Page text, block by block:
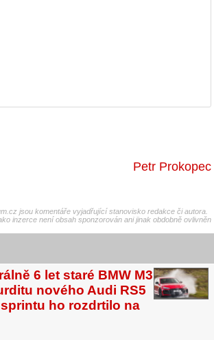
Petr Prokopec
jsou komentáře vyjadřující stanovisko redakce či autora.
inzerce není obsah sponzorován ani jinak obdobně ovlivněn
6 let staré BMW M3
nového Audi RS5
ho rozdrtilo na